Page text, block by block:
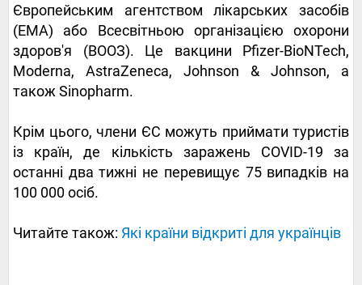
Європейським агентством лікарських засобів
(EMA) або Всесвітньою організацією охорони
здоров'я (ВООЗ). Це вакцини Pfizer-BioNTech,
Moderna, AstraZeneca, Johnson & Johnson, а
також Sinopharm.
Крім цього, члени ЄС можуть приймати туристів
із країн, де кількість заражень COVID-19 за
останні два тижні не перевищує 75 випадків на
100 000 осіб.
Читайте також: Які країни відкриті для українців